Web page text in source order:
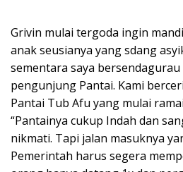
Grivin mulai tergoda ingin
anak seusianya yang sdang
sementara saya
pengunjung Pantai. Kami
Pantai Tub Afu yang mulai
“Pantainya cukup Indah dan
nikmati. Tapi jalan masuknya
Pemerintah harus segera